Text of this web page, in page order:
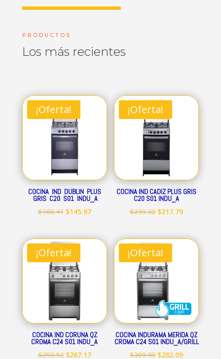
PRODUCTOS
Los más recientes
¡Oferta!
COCINA IND DUBLIN PLUS
GRIS C20 S01 INDU_A
$160.41 El
original
era:
$160.41.
$145.97El
actual
¡Oferta!
COCINA IND CADIZ PLUS GRIS
C20 S01 INDU_A
$239.32 El
original
era:
$239.32.
$217.79El
actual
¡Oferta!
COCINA IND CORUNA QZ
CROMA C24 S01 INDU_A
$293.52 El
$267.17El
¡Oferta!
COCINA INDURAMA MERIDA QZ
CROMA C24 S01 INDU_A/GRILL
$309.99 El
$282.09El